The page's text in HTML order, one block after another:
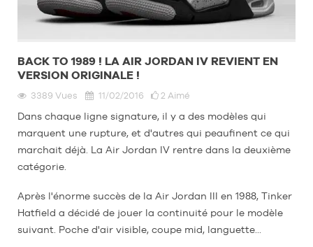
SORTIES
Devenir
membre
FAQ
MARQUES
ENFANT
SORTIES
BACK TO 1989 ! LA AIR JORDAN IV REVIENT EN
VERSION ORIGINALE !
3389 Vues 11/02/2016 2 Aimé
Dans chaque ligne signature, il y a des modèles qui
marquent une rupture, et d'autres qui peaufinent ce qui
marchait déjà. La Air Jordan IV rentre dans la deuxième
catégorie.
Après l'énorme succès de la Air Jordan III en 1988, Tinker
Hatfield a décidé de jouer la continuité pour le modèle
suivant. Poche d'air visible, coupe mid, languette...